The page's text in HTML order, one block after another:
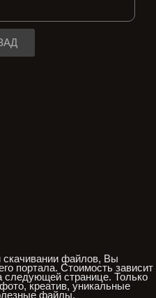
скачивании файлов, Вы
портала. Стоимость зависит
следующей странице. Только
креатив, уникальные
файлы.